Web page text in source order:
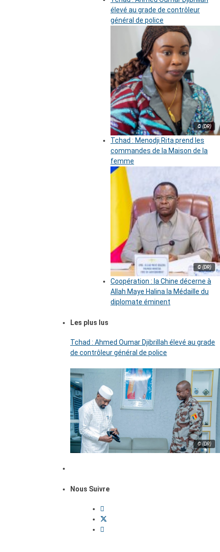
élevé au grade de contrôleur
général de police
© (DR)
Tchad : Menodji Rita prend les
commandes de la Maison de la
femme
© (DR)
Coopération : la Chine décerne à
Allah Maye Halina la Médaille du
diplomate éminent
Les plus lus
Tchad : Ahmed Oumar Djibrillah élevé au grade
de contrôleur général de police
© (DR)
Nous Suivre